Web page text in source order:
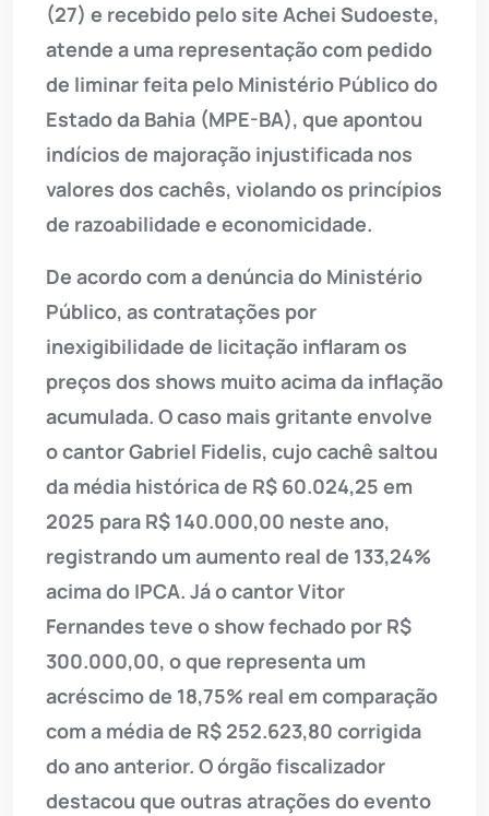
(27) e recebido pelo site Achei Sudoeste,
atende a uma representação com pedido
de liminar feita pelo Ministério Público do
Estado da Bahia (MPE-BA), que apontou
indícios de majoração injustificada nos
valores dos cachês, violando os princípios
de razoabilidade e economicidade.
De acordo com a denúncia do Ministério
Público, as contratações por
inexigibilidade de licitação inflaram os
preços dos shows muito acima da inflação
acumulada. O caso mais gritante envolve
o cantor Gabriel Fidelis, cujo cachê saltou
da média histórica de R$ 60.024,25 em
2025 para R$ 140.000,00 neste ano,
registrando um aumento real de 133,24%
acima do IPCA. Já o cantor Vitor
Fernandes teve o show fechado por R$
300.000,00, o que representa um
acréscimo de 18,75% real em comparação
com a média de R$ 252.623,80 corrigida
do ano anterior. O órgão fiscalizador
destacou que outras atrações do evento